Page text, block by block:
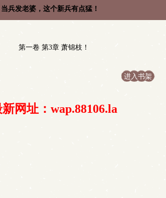
当兵发老婆，这个新兵有点猛！
第一卷 第3章 萧锦枝！
进入书架
网址：wap.88106.la